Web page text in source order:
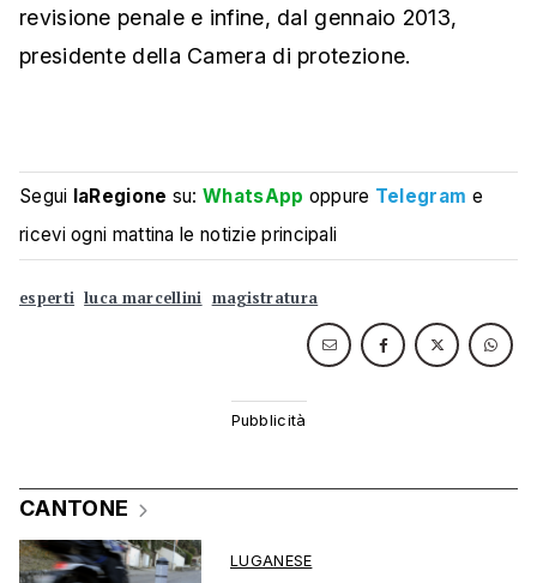
revisione penale e infine, dal gennaio 2013,
presidente della Camera di protezione.
Segui laRegione su:WhatsApp oppure Telegram e
ricevi ogni mattina le notizie principali
esperti luca marcellini magistratura
CANTONE
LUGANESE